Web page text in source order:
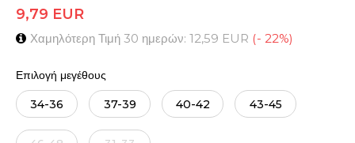
9,79 EUR
Χαμηλότερη Τιμή 30 ημερών: 12,59 EUR (- 22%)
Επιλογή μεγέθους
34-36 37-39 40-42 43-45